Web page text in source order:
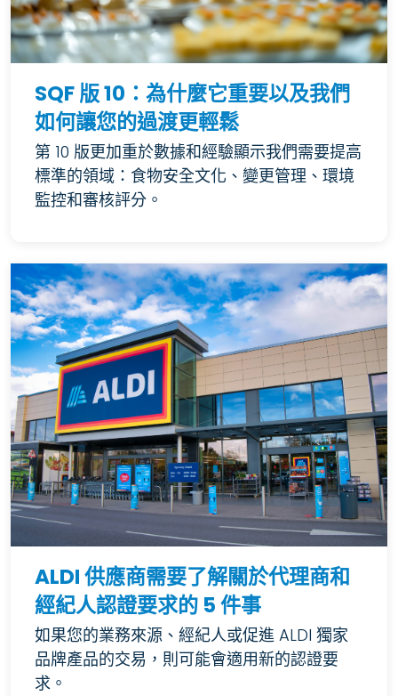
SQF 版 10：為什麼它重要以及我們
如何讓您的過渡更輕鬆
第 10 版更加重於數據和經驗顯示我們需要提高
標準的領域：食物安全文化、變更管理、環境
監控和審核評分。
ALDI 供應商需要了解關於代理商和
經紀人認證要求的 5 件事
如果您的業務來源、經紀人或促進 ALDI 獨家
品牌產品的交易，則可能會適用新的認證要
求。